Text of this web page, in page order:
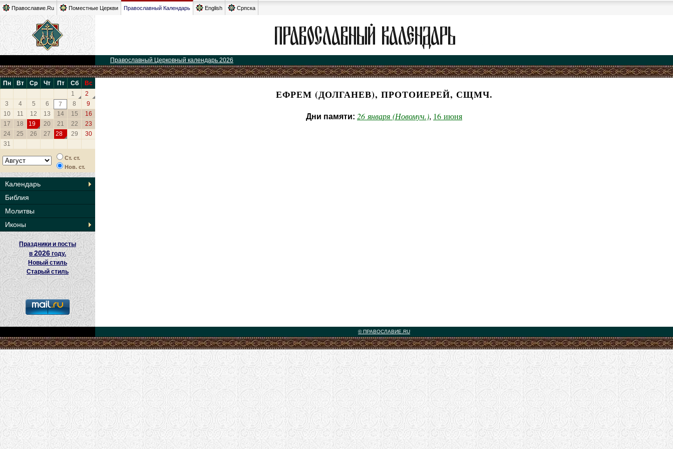
Православие.Ru Поместные Церкви Православный Календарь English Српска
Православный Церковный календарь 2026
Пн Вт Ср Чт Пт Сб
Вс
1
2
3
4 5 6 7 8
9
10
11 12 13 14 15
16
17
18 19 20 21 22
23
24
25 26 27 28 29
30
31
Ст. ст.
Нов. ст.
Календарь
Библия
Молитвы
Иконы
Праздники и посты
в2026 году.
Новый стиль
Старый стиль
ЕФРЕМ (ДОЛГАНЕВ), ПРОТОИЕРЕЙ, СЩМЧ.
Дни памяти: 26 января (Новомуч.), 16 июня
© ПРАВОСЛАВИЕ.RU